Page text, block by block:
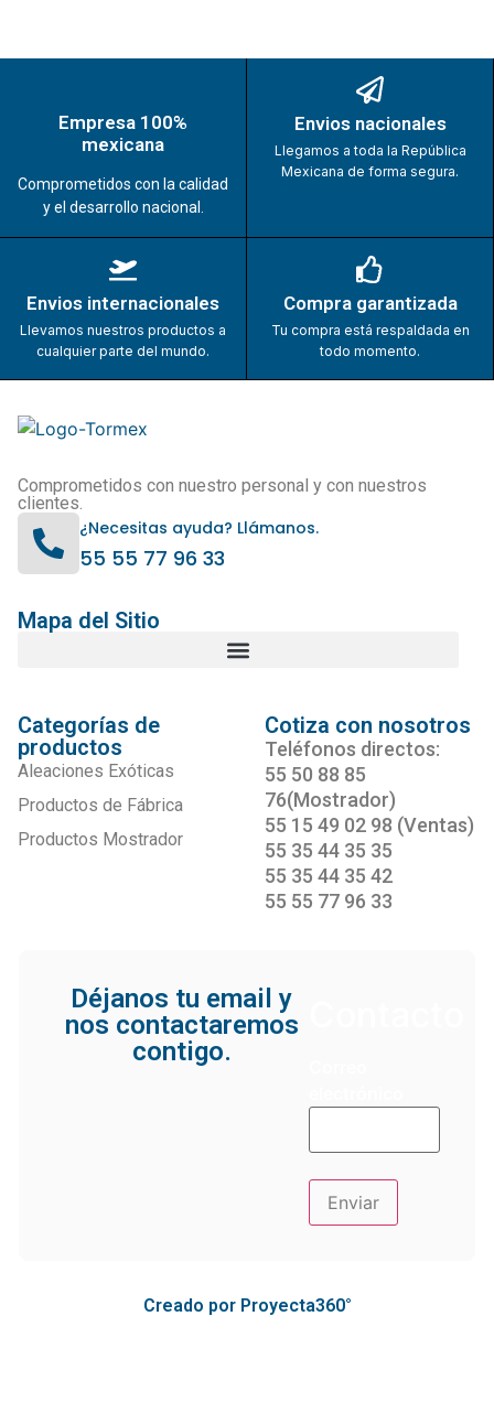
Empresa 100%
mexicana
Comprometidos con la calidad
y el desarrollo nacional.
Envios nacionales
Llegamos a toda la República
Mexicana de forma segura.
Envios internacionales
Llevamos nuestros productos a
cualquier parte del mundo.
Compra garantizada
Tu compra está respaldada en
todo momento.
Comprometidos con nuestro personal y con nuestros
clientes.
¿Necesitas ayuda? Llámanos.
55 55 77 96 33
Mapa del Sitio
Categorías de
productos
Aleaciones Exóticas
Productos de Fábrica
Productos Mostrador
Cotiza con nosotros
Teléfonos directos:
55 50 88 85
76(Mostrador)
55 15 49 02 98 (Ventas)
55 35 44 35 35
55 35 44 35 42
55 55 77 96 33
Déjanos tu email y
nos contactaremos
contigo.
Creado por Proyecta360°